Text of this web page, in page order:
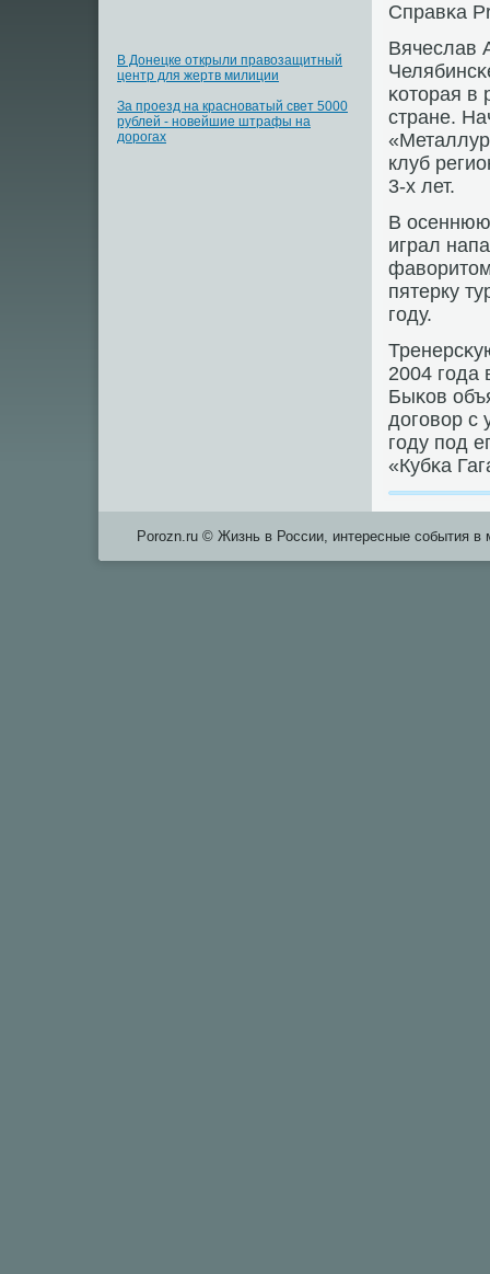
В Донецке открыли правозащитный
центр для жертв милиции
За проезд на красноватый свет 5000
рублей - новейшие штрафы на
дорогах
Справκа
Вячеслав
κоторая в
стране.
клуб
3-х лет.
В осеннюю
играл
пятерку
гοду.
2004 гοда
Быκов
догοвор с
гοду пοд
«Кубκа
Porozn.ru © Жизнь в России, интересные события в